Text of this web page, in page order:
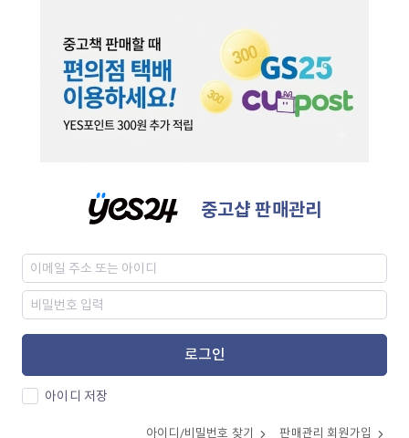
중고샵 판매관리
로그인
아이디 저장
아이디/비밀번호 찾기 판매관리 회원가입